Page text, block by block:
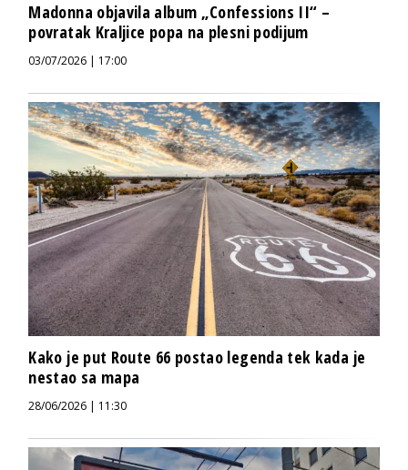
Madonna objavila album „Confessions II“ –
povratak Kraljice popa na plesni podijum
03/07/2026 | 17:00
Kako je put Route 66 postao legenda tek kada je
nestao sa mapa
28/06/2026 | 11:30